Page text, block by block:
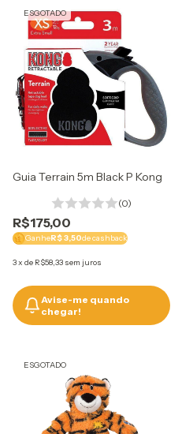
ESGOTADO
Guia Terrain 5m Black P Kong
(0)
R$175,00
GanheR$ 3,50de cashback
3x de R$58,33 sem juros
Avise-me quando
chegar!
ESGOTADO